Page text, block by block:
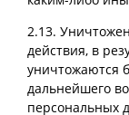
2.13.
действия, в
уничтожаются
дальнейшего
персональных